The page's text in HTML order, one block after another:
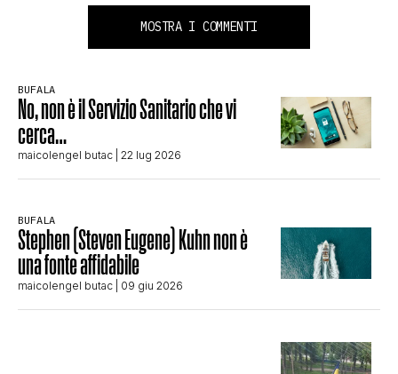
MOSTRA I COMMENTI
BUFALA
No, non è il Servizio Sanitario che vi
cerca…
maicolengel butac | 22 lug 2026
BUFALA
Stephen (Steven Eugene) Kuhn non è
una fonte affidabile
maicolengel butac | 09 giu 2026